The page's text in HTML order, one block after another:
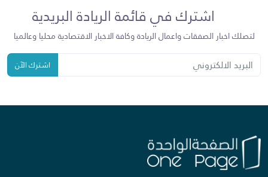
اشترك في قائمة الريادة البريدية
لتصلك اخبار الصفقات واعمال الريادة وكافة الاخبار الاقتصادية محليا وعالميا
اشترك الآن